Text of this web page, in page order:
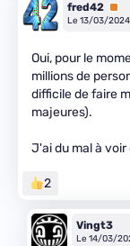
fred42
Le 13/03/
Oui, pour le
millions de
difficile de faire
majeures).
J'ai du mal à
2
Vingt3
Le 14/03/